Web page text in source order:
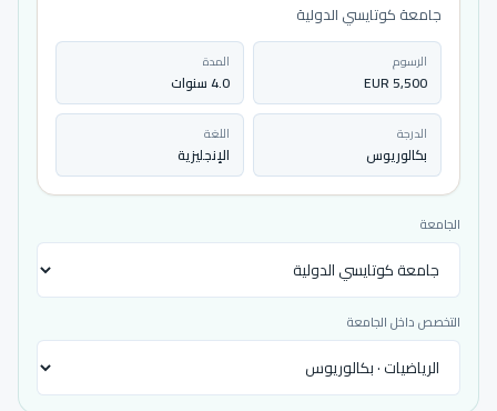
جامعة كوتايسي الدولية
الرسوم
5,500 EUR
المدة
4.0 سنوات
الدرجة
بكالوريوس
اللغة
الإنجليزية
الجامعة
التخصص داخل الجامعة